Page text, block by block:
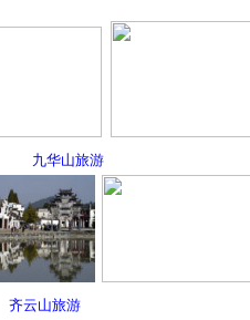
九华山旅游
齐云山旅游